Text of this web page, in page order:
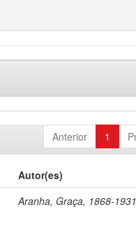
Anterior 1
Autor(es)
Aranha, Graça, 1868-1931